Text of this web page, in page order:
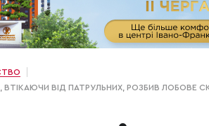
ВТІКАЮЧИ ВІД ПАТРУЛЬНИХ, РОЗБИВ ЛОБОВЕ